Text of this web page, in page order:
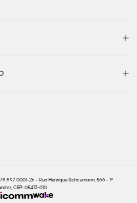
26 - Rua Henrique Schaumann, 566 - 1º
CEP: 05413-010